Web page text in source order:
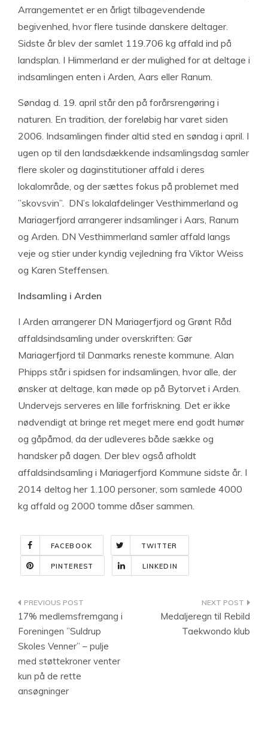
Arrangementet er en årligt tilbagevendende
begivenhed, hvor flere tusinde danskere deltager.
Sidste år blev der samlet 119.706 kg affald ind på
landsplan. I Himmerland er der mulighed for at deltage i
indsamlingen enten i Arden, Aars eller Ranum.
Søndag d. 19. april står den på forårsrengøring i
naturen. En tradition, der foreløbig har varet siden
2006. Indsamlingen finder altid sted en søndag i april. I
ugen op til den landsdækkende indsamlingsdag samler
flere skoler og daginstitutioner affald i deres
lokalområde, og der sættes fokus på problemet med
”skovsvin”. DN’s lokalafdelinger Vesthimmerland og
Mariagerfjord arrangerer indsamlinger i Aars, Ranum
og Arden. DN Vesthimmerland samler affald langs
veje og stier under kyndig vejledning fra Viktor Weiss
og Karen Steffensen.
Indsamling i Arden
I Arden arrangerer DN Mariagerfjord og Grønt Råd
affaldsindsamling under overskriften: Gør
Mariagerfjord til Danmarks reneste kommune. Alan
Phipps står i spidsen for indsamlingen, hvor alle, der
ønsker at deltage, kan møde op på Bytorvet i Arden.
Undervejs serveres en lille forfriskning. Det er ikke
nødvendigt at bringe ret meget mere end godt humør
og gåpåmod, da der udleveres både sække og
handsker på dagen. Der blev også afholdt
affaldsindsamling i Mariagerfjord Kommune sidste år. I
2014 deltog her 1.100 personer, som samlede 4000
kg affald og 2000 tomme dåser sammen.
FACEBOOK TWITTER
PINTEREST LINKEDIN
Indlægsnavigation
17% medlemsfremgang i
Foreningen ”Suldrup
Skoles Venner” – pulje
med støttekroner venter
kun på de rette
ansøgninger
Medaljeregn til Rebild
Taekwondo klub